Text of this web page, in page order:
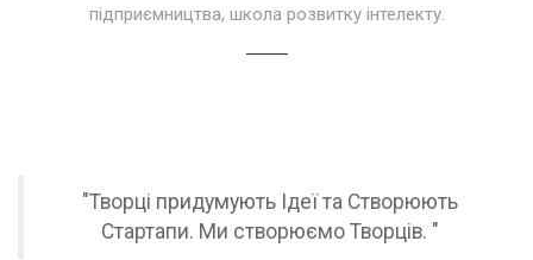
підприємництва, школа розвитку інтелекту.
"Творці придумують Ідеї та Створюють
Стартапи. Ми створюємо Творців. "